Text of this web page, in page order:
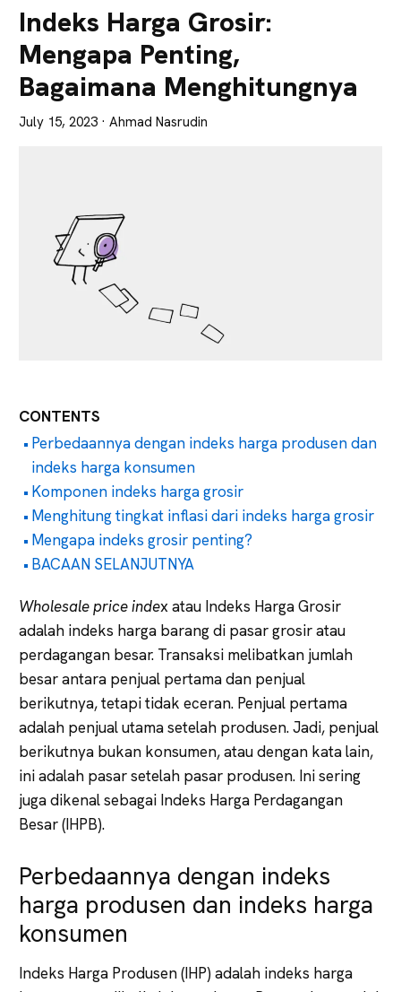
Tajam
Indeks Harga Grosir:
Mengapa Penting,
Bagaimana Menghitungnya
July 15, 2023 · Ahmad Nasrudin
CONTENTS
Perbedaannya dengan indeks harga produsen dan
indeks harga konsumen
Komponen indeks harga grosir
Menghitung tingkat inflasi dari indeks harga grosir
Mengapa indeks grosir penting?
BACAAN SELANJUTNYA
Wholesale price index atau Indeks Harga Grosir
adalah indeks harga barang di pasar grosir atau
perdagangan besar. Transaksi melibatkan jumlah
besar antara penjual pertama dan penjual
berikutnya, tetapi tidak eceran. Penjual pertama
adalah penjual utama setelah produsen. Jadi, penjual
berikutnya bukan konsumen, atau dengan kata lain,
ini adalah pasar setelah pasar produsen. Ini sering
juga dikenal sebagai Indeks Harga Perdagangan
Besar (IHPB).
Perbedaannya dengan indeks
harga produsen dan indeks harga
konsumen
Indeks Harga Produsen (IHP) adalah indeks harga